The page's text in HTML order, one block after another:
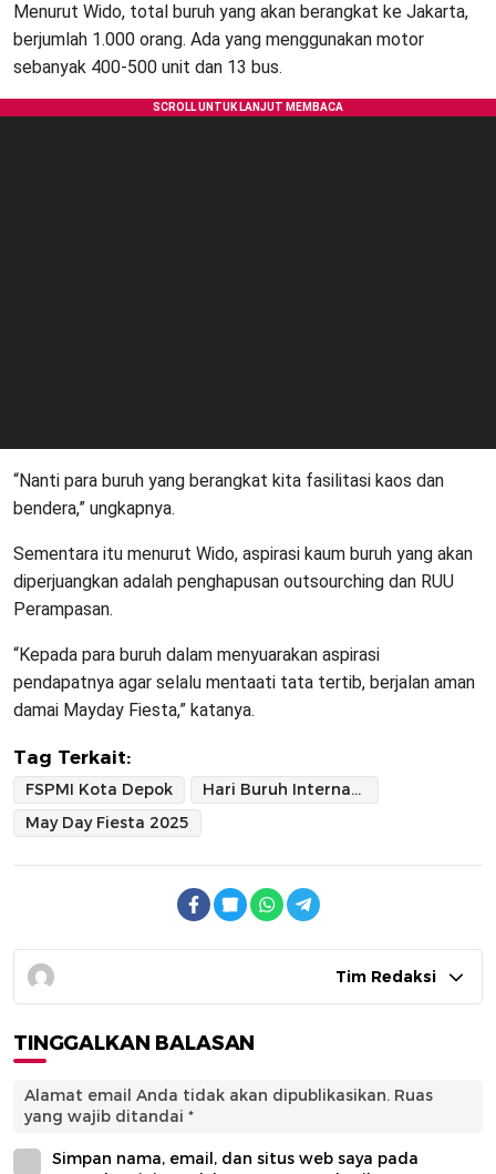
Menurut Wido, total buruh yang akan berangkat ke Jakarta,
berjumlah 1.000 orang. Ada yang menggunakan motor
sebanyak 400-500 unit dan 13 bus.
“Nanti para buruh yang berangkat kita fasilitasi kaos dan
bendera,” ungkapnya.
Sementara itu menurut Wido, aspirasi kaum buruh yang akan
diperjuangkan adalah penghapusan outsourching dan RUU
Perampasan.
“Kepada para buruh dalam menyuarakan aspirasi
pendapatnya agar selalu mentaati tata tertib, berjalan aman
damai Mayday Fiesta,” katanya.
Tag Terkait:
FSPMI Kota Depok
Hari Buruh Internasional
May Day Fiesta 2025
Tim Redaksi
TINGGALKAN BALASAN
Alamat email Anda tidak akan dipublikasikan. Ruas
yang wajib ditandai *
Simpan nama, email, dan situs web saya pada